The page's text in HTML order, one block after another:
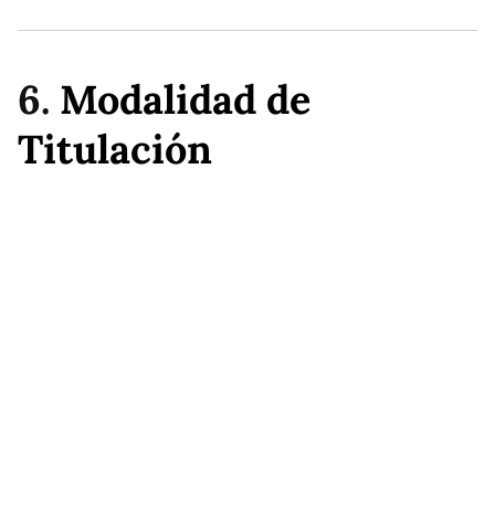
6. Modalidad de
Titulación